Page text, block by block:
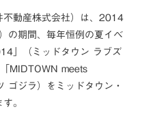
不動産株式会社）は、2014
の期間、毎年恒例の夏イベ
」（ミッドタウン ラブズ
MIDTOWN meets
ゴジラ）をミッドタウン・
。